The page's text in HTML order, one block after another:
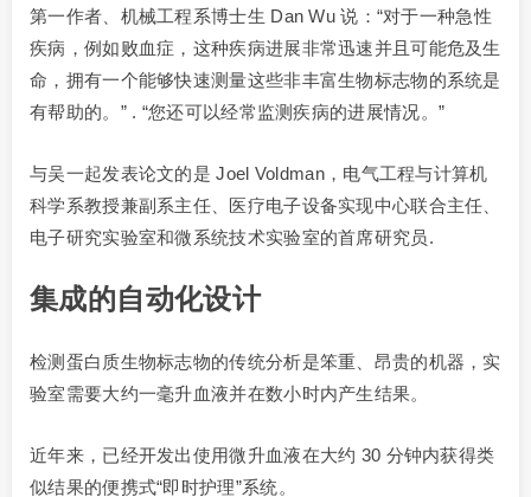
第一作者、机械工程系博士生 Dan Wu 说：“对于一种急性
疾病，例如败血症，这种疾病进展非常迅速并且可能危及生
命，拥有一个能够快速测量这些非丰富生物标志物的系统是
有帮助的。” . “您还可以经常监测疾病的进展情况。”
与吴一起发表论文的是 Joel Voldman，电气工程与计算机
科学系教授兼副系主任、医疗电子设备实现中心联合主任、
电子研究实验室和微系统技术实验室的首席研究员.
集成的自动化设计
检测蛋白质生物标志物的传统分析是笨重、昂贵的机器，实
验室需要大约一毫升血液并在数小时内产生结果。
近年来，已经开发出使用微升血液在大约 30 分钟内获得类
似结果的便携式“即时护理”系统。